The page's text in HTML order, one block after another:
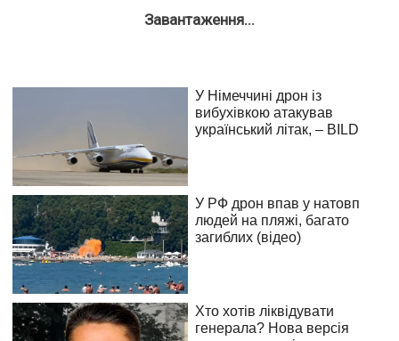
Завантаження...